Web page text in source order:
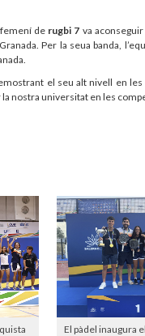
de rugbi 7 va
Per la seua banda,
el seu alt nivell en
nostra universitat en les
El pàdel inaugura